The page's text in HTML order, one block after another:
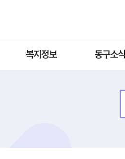
복지정보 동구소식